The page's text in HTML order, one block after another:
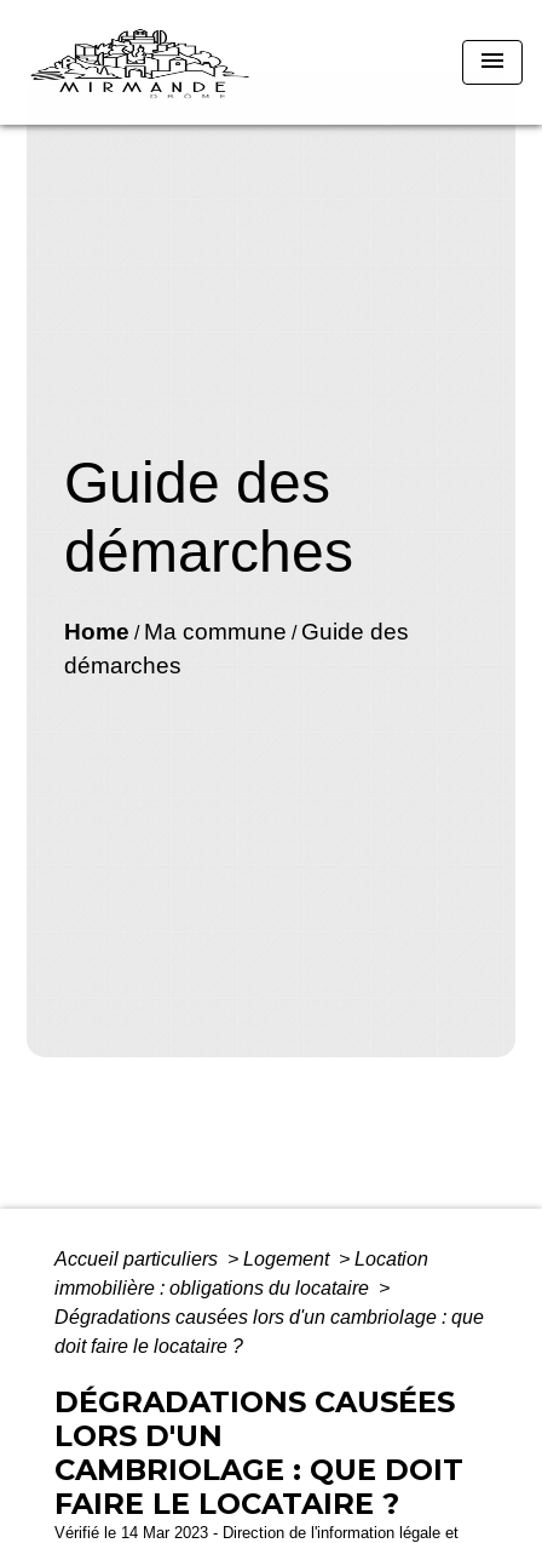
menu
Guide des
démarches
Home / Ma commune / Guide des
démarches
Accueil particuliers > Logement > Location
immobilière : obligations du locataire >
Dégradations causées lors d'un cambriolage : que
doit faire le locataire ?
DÉGRADATIONS CAUSÉES
LORS D'UN
CAMBRIOLAGE : QUE DOIT
FAIRE LE LOCATAIRE ?
Vérifié le 14 Mar 2023 - Direction de l'information légale et